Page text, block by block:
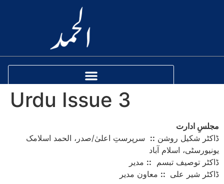
Urdu Issue 3
مجلسِ ادارت
ڈاکٹر شکیل روشن :: سرپرستِ اعلیٰ/صدر، الحمد اسلامک
یونیورسٹی، اسلام آباد
ڈاکٹر توصیف تبسم :: مدیر
ڈاکٹر شیر علی :: معاون مدیر